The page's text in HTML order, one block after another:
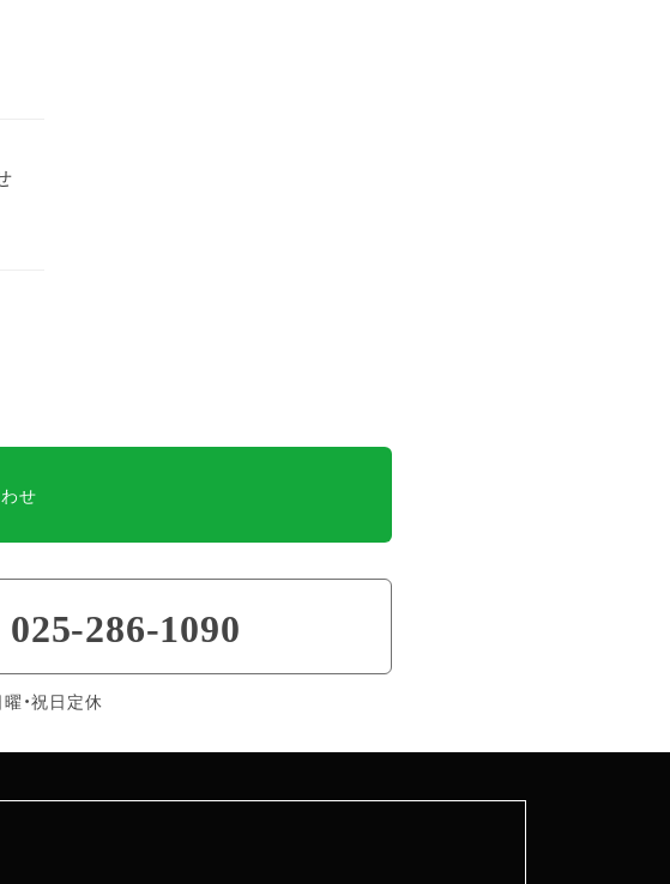
せ
025-286-1090
・祝日定休